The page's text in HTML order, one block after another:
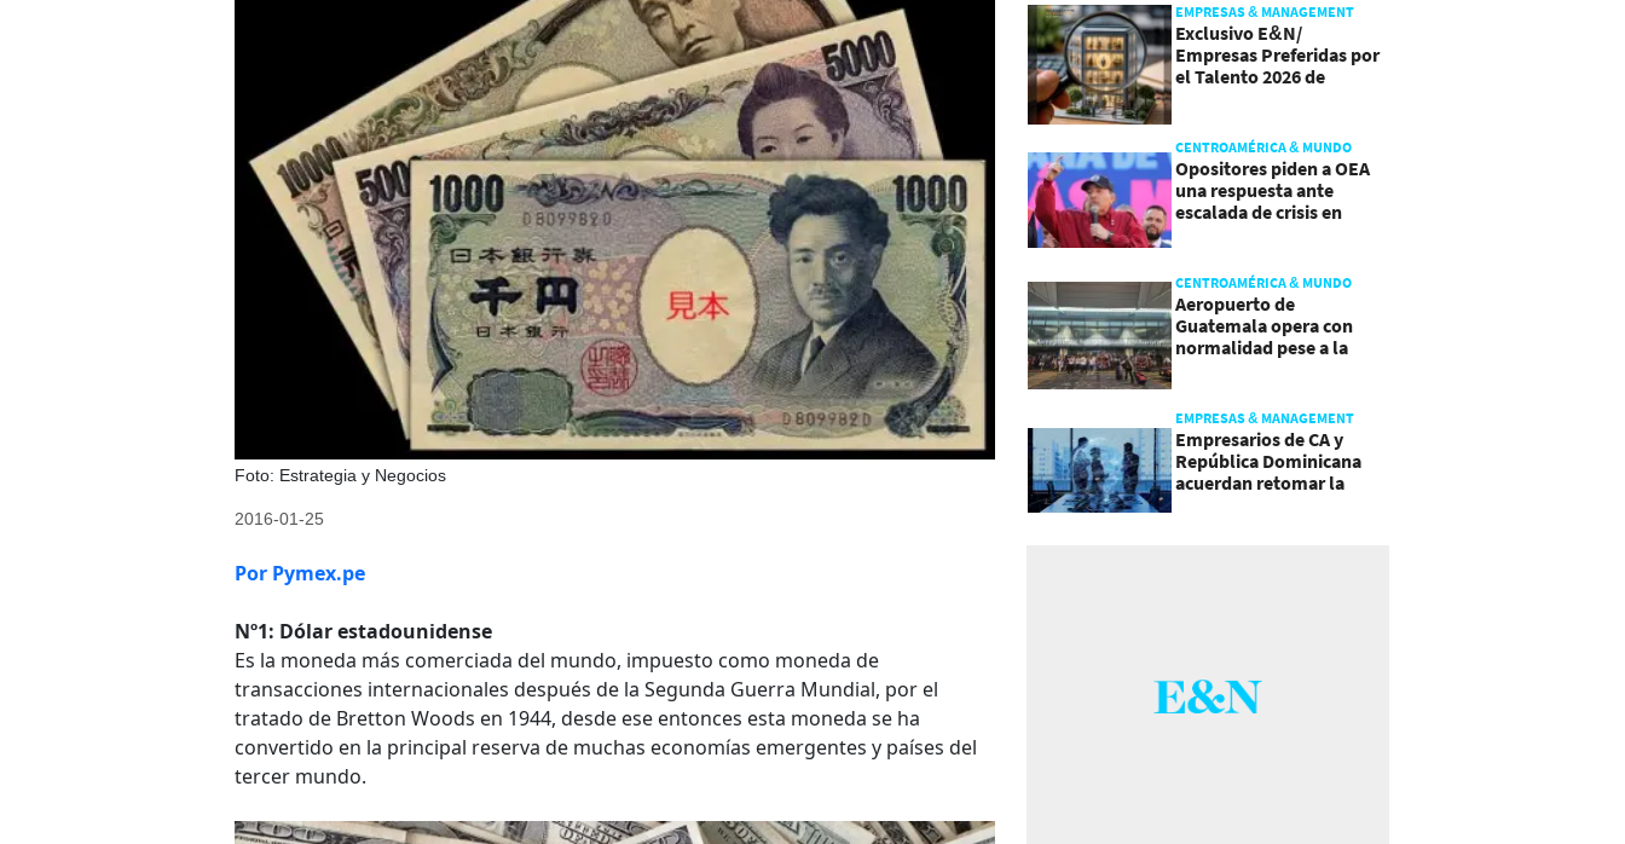
Foto: Estrategia y Negocios
2016-01-25
Por Pymex.pe
Nº1: Dólar estadounidense
Es la moneda más comerciada del mundo, impuesto como moneda de
transacciones internacionales después de la Segunda Guerra Mundial, por el
tratado de Bretton Woods en 1944, desde ese entonces esta moneda se ha
convertido en la principal reserva de muchas economías emergentes y países del
tercer mundo.
EMPRESAS & MANAGEMENT
Exclusivo E&N/
Empresas Preferidas por
el Talento 2026 de
CENTROAMÉRICA & MUNDO
Opositores piden a OEA
una respuesta ante
escalada de crisis en
CENTROAMÉRICA & MUNDO
Aeropuerto de
Guatemala opera con
normalidad pese a la
EMPRESAS & MANAGEMENT
Empresarios de CA y
República Dominicana
acuerdan retomar la